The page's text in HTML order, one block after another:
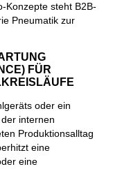
Konzepte steht B2B-
Pneumatik zur
FÜR
oder ein
internen
Produktionsalltag
eine
eine